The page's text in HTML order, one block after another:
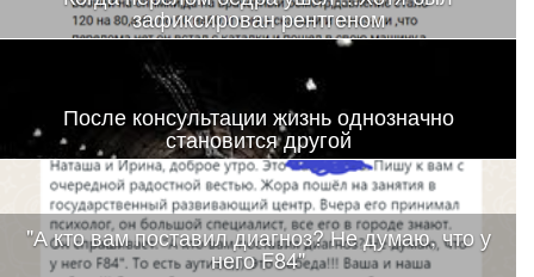
зафиксирован рентгеном
После консультации жизнь однозначно
становится другой
"А кто вам поставил диагноз? Не думаю, что у
него F84"